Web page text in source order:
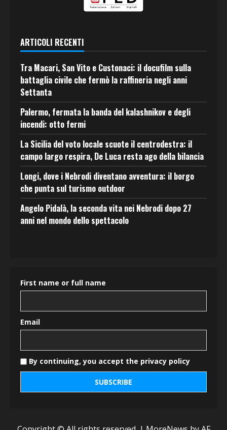
ARTICOLI RECENTI
Tra Macari, San Vito e Custonaci: il docufilm sulla
battaglia civile che fermò la raffineria negli anni
Settanta
Palermo, fermata la banda del kalashnikov e degli
incendi: otto fermi
La Sicilia del voto locale scuote il centrodestra: il
campo largo respira, De Luca resta ago della bilancia
Longi, dove i Nebrodi diventano avventura: il borgo
che punta sul turismo outdoor
Angelo Pidalà, la seconda vita nei Nebrodi dopo 27
anni nel mondo dello spettacolo
First name or full name
Email
By continuing, you accept the privacy policy